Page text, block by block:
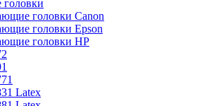
головки Canon
головки Epson
головки HP
Latex